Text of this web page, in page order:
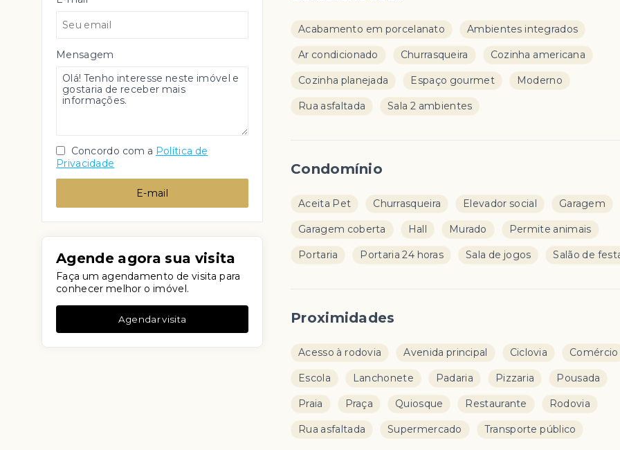
Mensagem
Concordo com a Política de
Privacidade
E-mail
Agende agora sua visita
Faça um agendamento de visita para
conhecer melhor o imóvel.
Agendar visita
Acabamento em porcelanato Ambientes integrados
Ar condicionado Churrasqueira Cozinha americana
Cozinha planejada Espaço gourmet Moderno
Rua asfaltada Sala 2 ambientes
Condomínio
Aceita Pet Churrasqueira Elevador social Garagem
Garagem coberta Hall Murado Permite animais
Portaria Portaria 24 horas Sala de jogos Salão de
Proximidades
Acesso à rodovia Avenida principal Ciclovia Comércio
Escola Lanchonete Padaria Pizzaria Pousada
Praia Praça Quiosque Restaurante Rodovia
Rua asfaltada Supermercado Transporte público